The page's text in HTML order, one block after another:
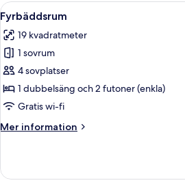
dubbelsäng
Öppna
alla
foton
för
Fyrbäddsrum
3
Fyrbäddsrum
19 kvadratmeter
1 sovrum
4 sovplatser
1 dubbelsäng och 2 futoner (enkla)
Gratis wi-fi
Mer information
Mer